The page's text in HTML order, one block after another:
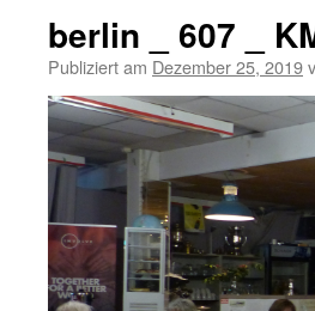
berlin _ 607 _
Publiziert am Dezember 25, 2019